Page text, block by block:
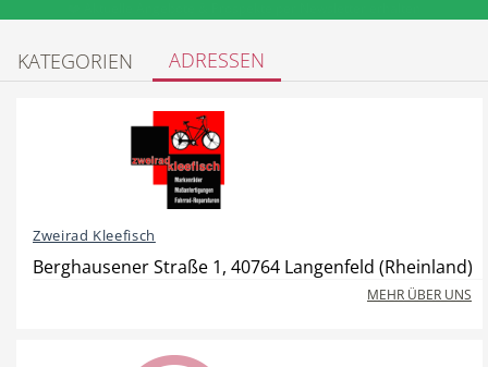
Einkaufen DE-News
News
KATEGORIEN ADRESSEN
Zweirad Kleefisch
Berghausener Straße 1, 40764 Langenfeld (Rheinland)
MEHR ÜBER UNS